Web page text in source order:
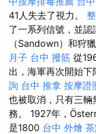
41人失去了視力。
了一系列信號，並
（Sandown）和狩
月子 台中 撥筋 從
出，海軍再次開始下
詢 台中 推拿 按摩證
也被取消，只有三
務。 1927年，
是1800 台中 外燴